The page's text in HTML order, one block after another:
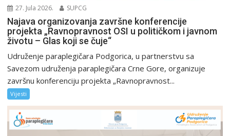
27. Jula 2026. SUPCG
Najava organizovanja završne konferencije
projekta „Ravnopravnost OSI u političkom i javnom
životu – Glas koji se čuje“
Udruženje paraplegičara Podgorica, u partnerstvu sa
Savezom udruženja paraplegičara Crne Gore, organizuje
završnu konferenciju projekta „Ravnopravnost...
Vijesti